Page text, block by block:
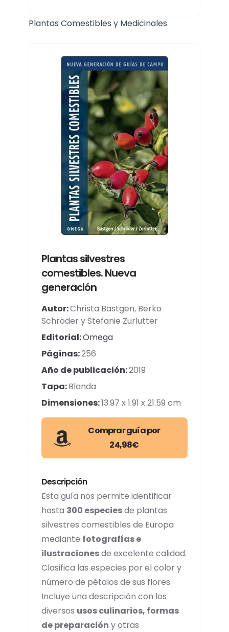
Plantas Comestibles y Medicinales
Plantas silvestres
comestibles. Nueva
generación
Autor:Christa Bastgen, Berko
Schröder y Stefanie Zurlutter
Editorial:Omega
Páginas:256
Año de publicación:2019
Tapa:Blanda
Dimensiones:13.97 x 1.91 x 21.59 cm
Comprar guía por
24,98€
Descripción
Esta guía nos permite identificar
hasta 300 especiesde plantas
silvestres comestibles de Europa
mediante fotografías e
ilustracionesde excelente calidad.
Clasifica las especies por el color y
número de pétalos de sus flores.
Incluye una descripción con los
diversos usos culinarios, formas
de preparación y otras